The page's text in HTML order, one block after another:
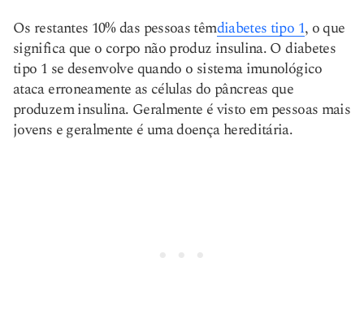
Os restantes 10% das pessoas têmdiabetes tipo 1, o que
significa que o corpo não produz insulina. O diabetes
tipo 1 se desenvolve quando o sistema imunológico
ataca erroneamente as células do pâncreas que
produzem insulina. Geralmente é visto em pessoas mais
jovens e geralmente é uma doença hereditária.